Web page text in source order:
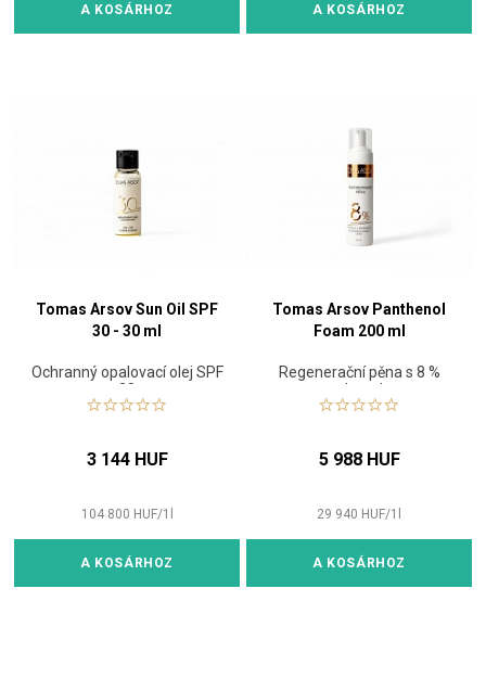
A KOSÁRHOZ A KOSÁRHOZ
Tomas Arsov Sun Oil SPF
30 - 30 ml
Ochranný opalovací olej SPF
30
3 144 HUF
104 800 HUF/1
A KOSÁRHOZ
Tomas Arsov Panthenol
Foam 200 ml
Regenerační pěna s 8 %
panthenolem
5 988 HUF
29 940 HUF/1
A KOSÁRHOZ